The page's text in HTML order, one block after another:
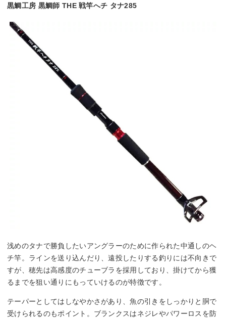
黒鯛工房 黒鯛師 THE 戦竿へチ タナ285
浅めのタナで勝負したいアングラーのために作られた中通しのヘ
チ竿。ラインを送り込んだり、遠投したりする釣りには不向きで
すが、穂先は高感度のチューブラを採用しており、掛けてから獲
るまでを狙い通りにもっていけるのが特徴です。
テーパーとしてはしなやかさがあり、魚の引きをしっかりと胴で
受けられるのもポイント。ブランクスはネジレやパワーロスを防